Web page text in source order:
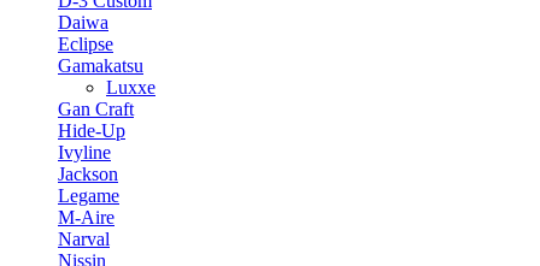
Daiwa
Eclipse
Gamakatsu
Luxxe
Gan Craft
Hide-Up
Ivyline
Jackson
Legame
M-Aire
Narval
Nissin